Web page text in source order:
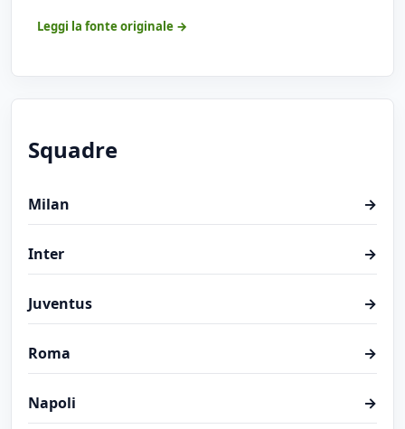
Leggi la fonte originale →
Squadre
Milan →
Inter →
Juventus →
Roma →
Napoli →